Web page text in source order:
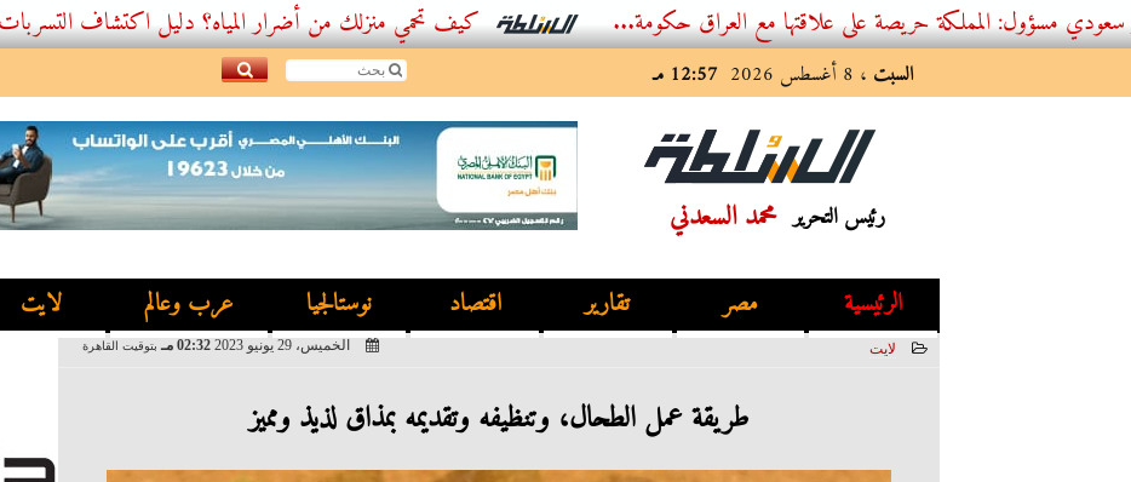
المملكة حريصة على علاقتها مع العراق حكومة... كيف تحمي منزلك من أضرار المياه؟ دليل اكتشاف التسربات وأفضل...
السبت ، 8 أغسطس 2026 12:57 مـ
رئيس التحرير محمد السعدني
الرئيسية مصر تقارير اقتصاد نوستالجيا عرب وعالم لايت
لايت الخميس، 29 يونيو 2023 02:32 مـ بتوقيت القاهرة
طريقة عمل الطحال، وتنظيفه وتقديمه بمذاق لذيذ ومميز